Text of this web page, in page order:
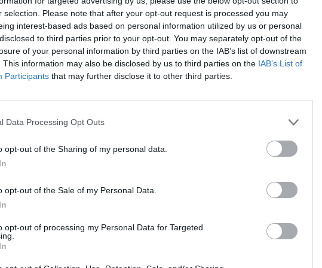
selection. Please note that after your opt-out request is processed you may
interest-based ads based on personal information utilized by us or personal
to third parties prior to your opt-out. You may separately opt-out of the
of your personal information by third parties on the IAB’s list of downstream
This information may also be disclosed by us to third parties on the IAB’s List of
Participants that may further disclose it to other third parties.
Data Processing Opt Outs
opt-out of the Sharing of my personal data.
opt-out of the Sale of my Personal Data.
opt-out of processing my Personal Data for Targeted
egy felmérésre hivatkozva az EUobserver. Nem csak a lakosság
nemrég a holland pénzügyminiszter adott hangot elítélő
jelentenek gyógyírt az adósságválság problémájára, a keretösszeg
A politikus szerint az eurózóna prioritása a strukturális reformokra, és
kell helyeződjön. A Maurice De Hond legutóbbi felméréséből...
portfolio.hu hírarchívumához tartozik, melynek olvasása előfizetéses